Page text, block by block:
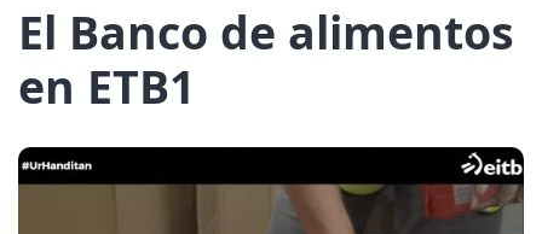
El Banco de alimentos
en ETB1